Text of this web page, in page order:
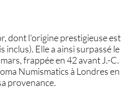
dont l'origine prestigieuse est
inclus). Elle a ainsi surpassé le
frappée en 42 avant J.-C.
Numismatics à Londres en
provenance.